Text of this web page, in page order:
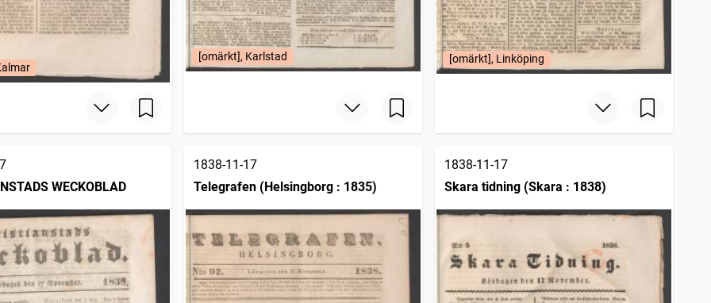
[omärkt], Karlstad [omärkt], Linköping
WECKOBLAD
1838-11-17
Telegrafen (Helsingborg : 1835)
1838-11-17
Skara tidning (Skara : 1838)